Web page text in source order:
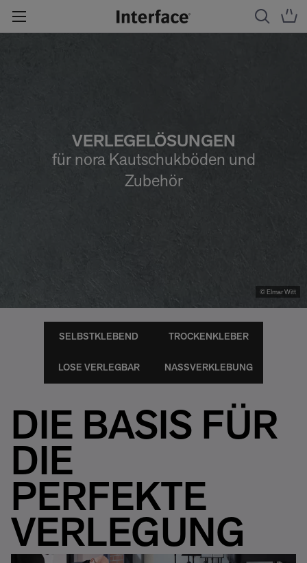
© Elmar Witt
VERLEGELÖSUNGEN
für nora Kautschukböden und
Zubehör
SELBSTKLEBEND TROCKENKLEBER
LOSE VERLEGBAR NASSVERKLEBUNG
DIE BASIS FÜR
DIE
PERFEKTE
VERLEGUNG